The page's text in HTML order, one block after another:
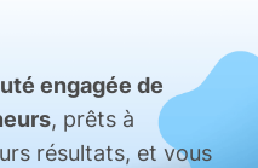
engagée de
, prêts à
résultats, et vous